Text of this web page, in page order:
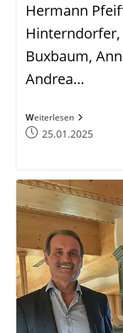
Hermann
Hinterndorfer,
Buxbaum,
Andrea…
Weiterlesen
(PGR),
Aktualisiert
Beitrag25.01.2025